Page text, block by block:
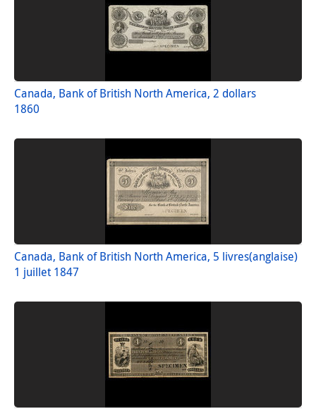
Canada, Bank of British North America, 2 dollars
1860
Canada, Bank of British North America, 5 livres(anglaise)
1 juillet 1847